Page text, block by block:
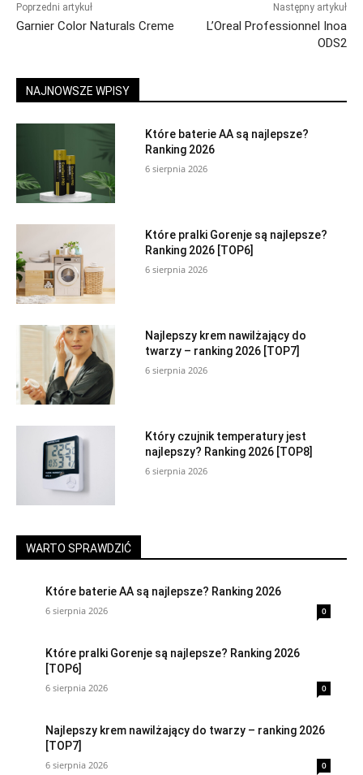
Poprzedni artykuł
Garnier Color Naturals Creme
Następny artykuł
L’Oreal Professionnel Inoa
ODS2
NAJNOWSZE WPISY
Które baterie AA są najlepsze?
Ranking 2026
6 sierpnia 2026
Które pralki Gorenje są najlepsze?
Ranking 2026 [TOP6]
6 sierpnia 2026
Najlepszy krem nawilżający do
twarzy – ranking 2026 [TOP7]
6 sierpnia 2026
Który czujnik temperatury jest
najlepszy? Ranking 2026 [TOP8]
6 sierpnia 2026
WARTO SPRAWDZIĆ
Które baterie AA są najlepsze? Ranking 2026
6 sierpnia 2026 0
Które pralki Gorenje są najlepsze? Ranking 2026
[TOP6]
6 sierpnia 2026 0
Najlepszy krem nawilżający do twarzy – ranking 2026
[TOP7]
6 sierpnia 2026 0